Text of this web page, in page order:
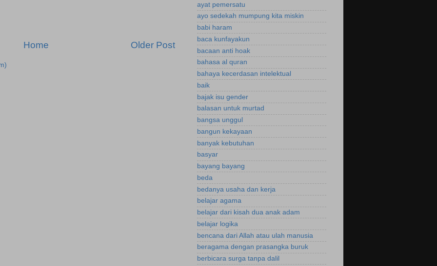
Older Post
Home
ayat pemersatu
ayo sedekah mumpung kita miskin
babi haram
baca kunfayakun
bacaan anti hoak
bahasa al quran
bahaya kecerdasan intelektual
baik
bajak isu gender
balasan untuk murtad
bangsa unggul
bangun kekayaan
banyak kebutuhan
basyar
bayang bayang
beda
bedanya usaha dan kerja
belajar agama
belajar dari kisah dua anak adam
belajar logika
bencana dari Allah atau ulah manusia
beragama dengan prasangka buruk
berbicara surga tanpa dalil